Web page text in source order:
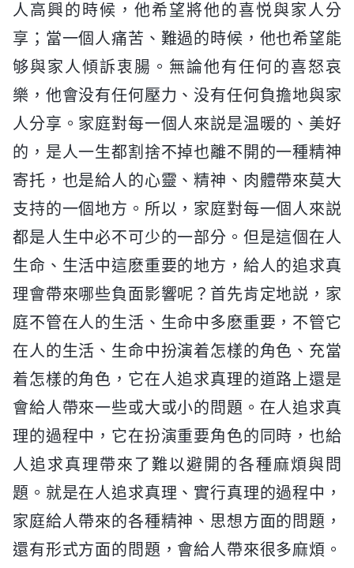
人高興的時候，他希望將他的喜悦與家人分
享；當一個人痛苦、難過的時候，他也希望能
够與家人傾訴衷腸。無論他有任何的喜怒哀
樂，他會没有任何壓力、没有任何負擔地與家
人分享。家庭對每一個人來説是温暖的、美好
的，是人一生都割捨不掉也離不開的一種精神
寄托，也是給人的心靈、精神、肉體帶來莫大
支持的一個地方。所以，家庭對每一個人來説
都是人生中必不可少的一部分。但是這個在人
生命、生活中這麽重要的地方，給人的追求真
理會帶來哪些負面影響呢？首先肯定地説，家
庭不管在人的生活、生命中多麽重要，不管它
在人的生活、生命中扮演着怎樣的角色、充當
着怎樣的角色，它在人追求真理的道路上還是
會給人帶來一些或大或小的問題。在人追求真
理的過程中，它在扮演重要角色的同時，也給
人追求真理帶來了難以避開的各種麻煩與問
題。就是在人追求真理、實行真理的過程中，
家庭給人帶來的各種精神、思想方面的問題，
還有形式方面的問題，會給人帶來很多麻煩。